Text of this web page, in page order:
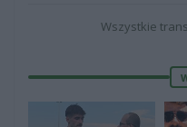
Wszystkie